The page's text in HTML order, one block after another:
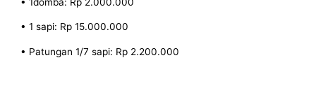
• 1 sapi: Rp 15.000.000
• Patungan 1/7 sapi: Rp 2.200.000